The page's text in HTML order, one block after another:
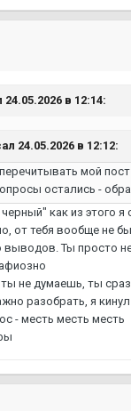
в 12:14:
24.05.2026 в 12:12:
мой
остались -
как из этого я
от тебя вообще не
Ты просто
не думаешь, ты
разобрать, я
- месть месть месть